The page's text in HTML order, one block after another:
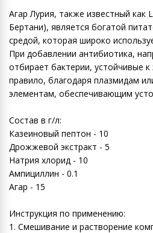
Агар Лурия, также известный как
Бертани), является богатой
средой, которая широко
При добавлении антибиотика,
отбирает бактерии, устойчивые
правило, благодаря плазмидам
элементам, обеспечивающим
Состав в г/л:
Казеиновый пептон - 10
Дрожжевой экстракт - 5
Натрия хлорид - 10
Ампициллин - 0.1
Агар - 15
Инструкция по применению:
1. Смешивание и растворение